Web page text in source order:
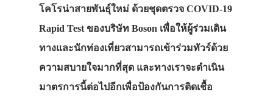
โคโรน่าสายพันธุ์ใหม่ ด้วยชุดตรวจ COVID-19
Rapid Test ของบริษัท Boson เพื่อให้ผู้ร่วมเดิน
ทางและนักท่องเที่ยวสามารถเข้าร่วมทัวร์ด้วย
ความสบายใจมากที่สุด และทางเราจะดำเนิน
มาตรการนี้ต่อไปอีกเพื่อป้องกันการติดเชื้อ